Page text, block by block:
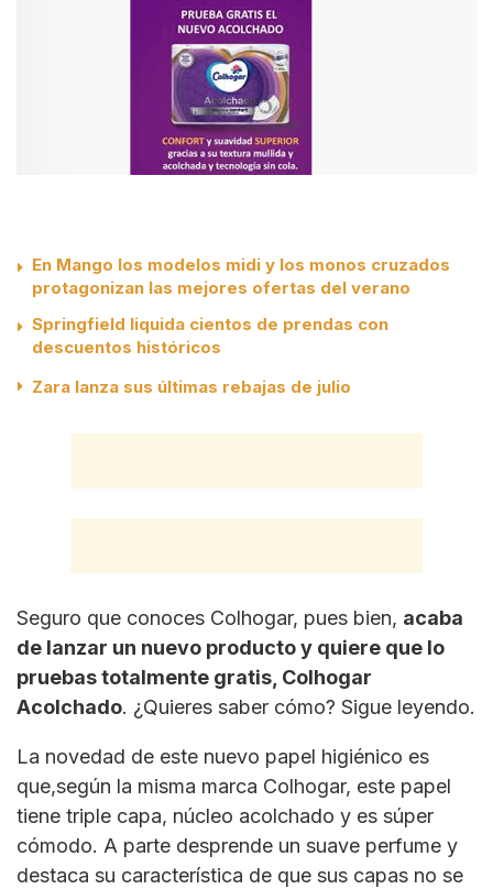
En Mango los modelos midi y los monos cruzados
protagonizan las mejores ofertas del verano
Springfield liquida cientos de prendas con
descuentos históricos
Zara lanza sus últimas rebajas de julio
Seguro que conoces Colhogar, pues bien, acaba
de lanzar un nuevo producto y quiere que lo
pruebas totalmente gratis, Colhogar
Acolchado. ¿Quieres saber cómo? Sigue leyendo.
La novedad de este nuevo papel higiénico es
que,según la misma marca Colhogar, este papel
tiene triple capa, núcleo acolchado y es súper
cómodo. A parte desprende un suave perfume y
destaca su característica de que sus capas no se